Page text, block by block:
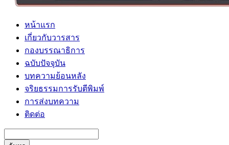
หน้าแรก
เกี่ยวกับวารสาร
กองบรรณาธิการ
ฉบับปัจจุบัน
บทความย้อนหลัง
จริยธรรมการรับตีพิมพ์
การส่งบทความ
ติดต่อ